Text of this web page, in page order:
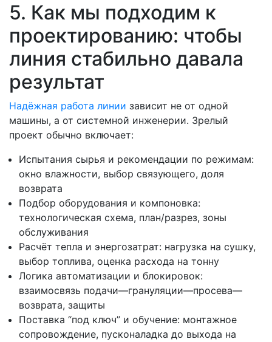
5. Как мы подходим к
проектированию: чтобы
линия стабильно давала
результат
Надёжная работа линии зависит не от одной
машины, а от системной инженерии. Зрелый
проект обычно включает:
Испытания сырья и рекомендации по режимам:
окно влажности, выбор связующего, доля
возврата
Подбор оборудования и компоновка:
технологическая схема, план/разрез, зоны
обслуживания
Расчёт тепла и энергозатрат: нагрузка на сушку,
выбор топлива, оценка расхода на тонну
Логика автоматизации и блокировок:
взаимосвязь подачи—грануляции—просева—
возврата, защиты
Поставка “под ключ” и обучение: монтажное
сопровождение, пусконаладка до выхода на